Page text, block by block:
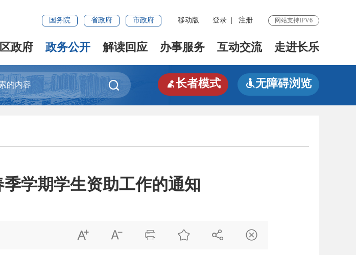
国务院 省政府 市政府 移动版 登录 注册 网站支持IPV6
区政府 政务公开 解读回应 办事服务 互动交流 走进长乐
 长者模式 无障碍浏览
学期学生资助工作的通知
     